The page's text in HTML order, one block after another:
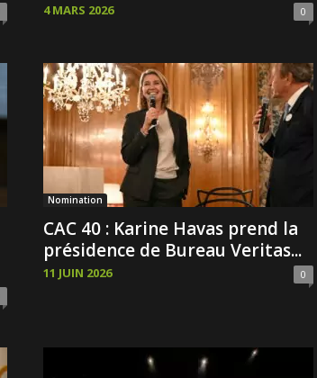
4 MARS 2026 0
Nomination
CAC 40 : Karine Havas prend la
présidence de Bureau Veritas...
11 JUIN 2026 0